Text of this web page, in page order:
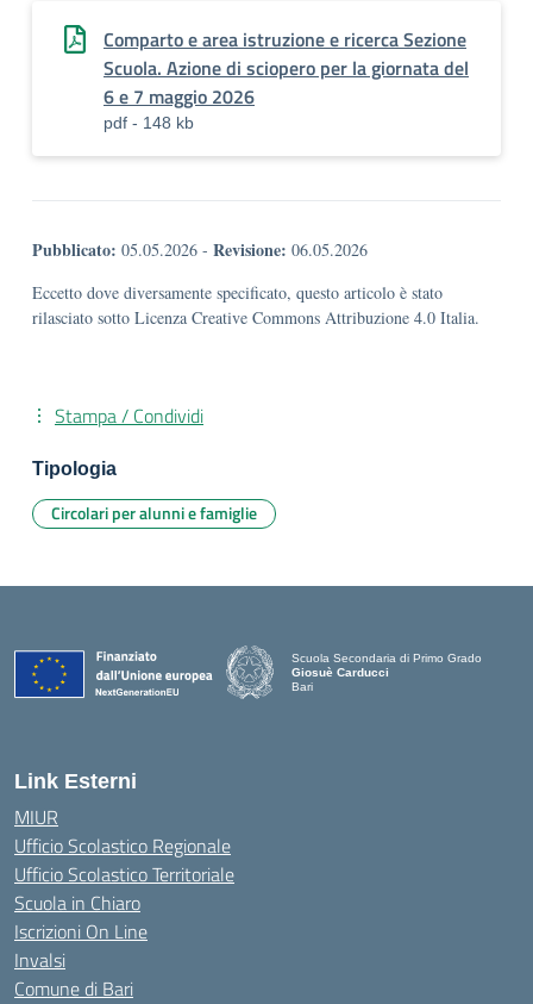
Comparto e area istruzione e ricerca Sezione
Scuola. Azione di sciopero per la giornata del
6 e 7 maggio 2026
pdf - 148 kb
Pubblicato: 05.05.2026 - Revisione: 06.05.2026
Eccetto dove diversamente specificato, questo articolo è stato
rilasciato sotto Licenza Creative Commons Attribuzione 4.0 Italia.
Stampa / Condividi
Tipologia
Circolari per alunni e famiglie
Scuola Secondaria di Primo Grado
Giosuè Carducci
Bari
Link Esterni
MIUR
Ufficio Scolastico Regionale
Ufficio Scolastico Territoriale
Scuola in Chiaro
Iscrizioni On Line
Invalsi
Comune di Bari